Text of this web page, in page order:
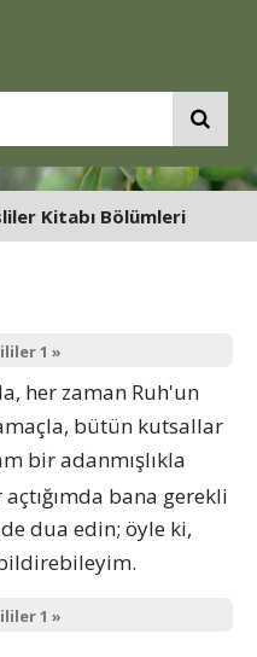
Kitabı Bölümleri
1 »
her zaman Ruh'un
bütün kutsallar
bir adanmışlıkla
açtığımda bana gerekli
dua edin; öyle ki,
1 »